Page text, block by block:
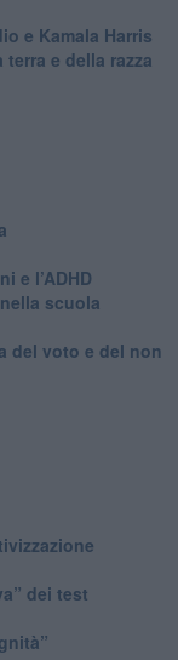
e Kamala Harris
e della razza
e l’ADHD
scuola
del voto e del non
dei test